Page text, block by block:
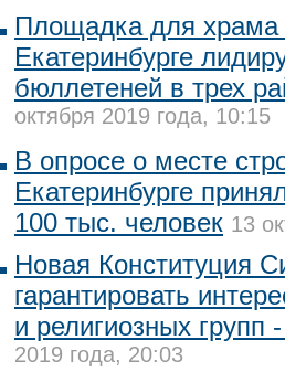
Площадка для храма
Екатеринбурге
бюллетеней в трех
октября 2019 года, 10:15
В опросе о месте
Екатеринбурге
100 тыс. человек 13
Новая Конституция
гарантировать
и религиозных групп
2019 года, 20:03